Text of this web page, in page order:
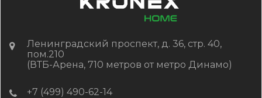
Ленинградский проспект, д. 36, стр. 40,
пом.210
(ВТБ-Арена, 710 метров от метро Динамо)
+7 (499) 490-62-14